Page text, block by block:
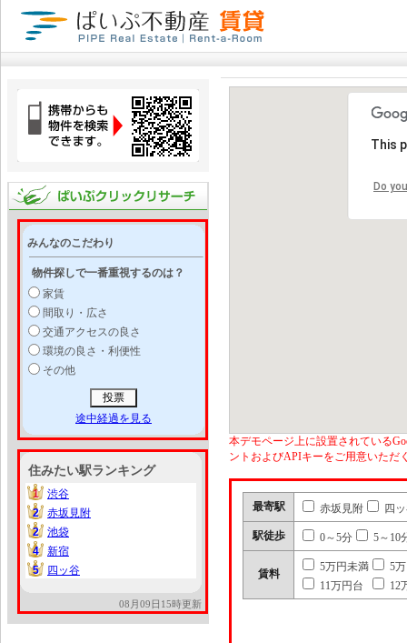
みんなのこだわり
物件探しで一番重視するのは？
家賃
間取り・広さ
交通アクセスの良さ
環境の良さ・利便性
その他
途中経過を見る
住みたい駅ランキング
1
1
渋谷
2
2
赤坂見附
2
2
池袋
4
4
新宿
5
5 四ッ谷
08月09日15時更新
This
Do
本デモページ上に設置されている
ントおよびAPIキーをご用意いただ
最寄駅 赤坂見附 四
駅徒歩 0～5分 5～10
賃料
5万円未満
5
11万円台
12